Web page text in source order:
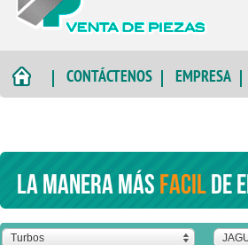
CONTÁCTENOS EMPRESA
La manera másfacilde
Turbos